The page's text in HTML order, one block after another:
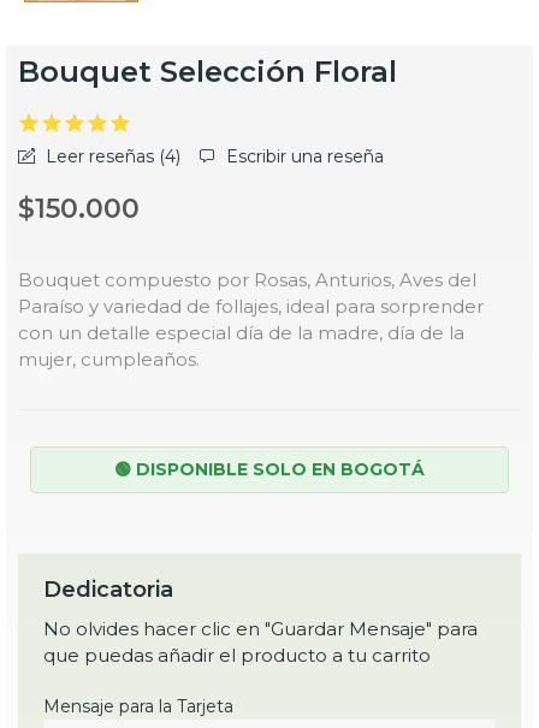
Bouquet Selección Floral
Leer reseñas (4) Escribir una reseña
$150.000
Bouquet compuesto por Rosas, Anturios, Aves del
Paraíso y variedad de follajes, ideal para sorprender
con un detalle especial día de la madre, día de la
mujer, cumpleaños.
🟢 DISPONIBLE SOLO EN BOGOTÁ
Dedicatoria
No olvides hacer clic en "Guardar Mensaje" para
que puedas añadir el producto a tu carrito
Mensaje para la Tarjeta